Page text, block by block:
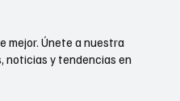
mejor. Únete a nuestra
noticias y tendencias en